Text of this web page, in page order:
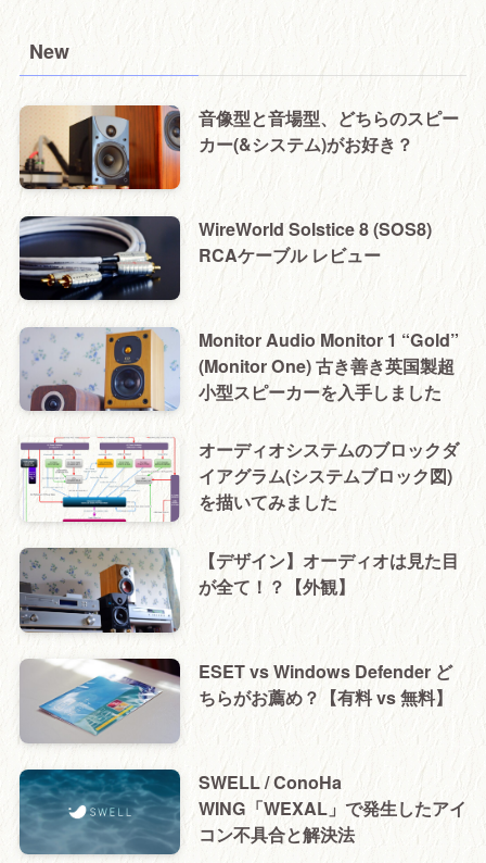
New
音像型と音場型、どちらのスピー
カー(&システム)がお好き？
WireWorld Solstice 8 (SOS8)
RCAケーブル レビュー
Monitor Audio Monitor 1 “Gold”
(Monitor One) 古き善き英国製超
小型スピーカーを入手しました
オーディオシステムのブロックダ
イアグラム(システムブロック図)
を描いてみました
【デザイン】オーディオは見た目
が全て！？【外観】
ESET vs Windows Defender ど
ちらがお薦め？【有料 vs 無料】
SWELL / ConoHa
WING「WEXAL」で発生したアイ
コン不具合と解決法